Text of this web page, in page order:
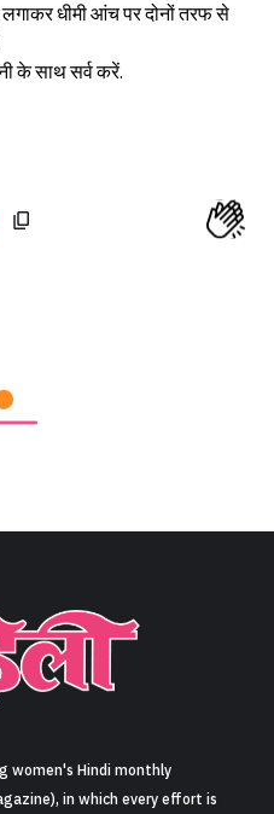
धीमी आंच पर दोनों तरफ से
के साथ सर्व करें.
women's Hindi monthly
in which every effort is